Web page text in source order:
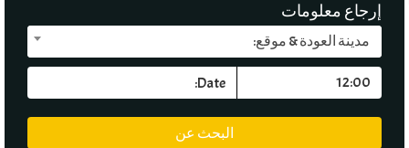
إرجاع معلومات
مدينة العودة & موقع: